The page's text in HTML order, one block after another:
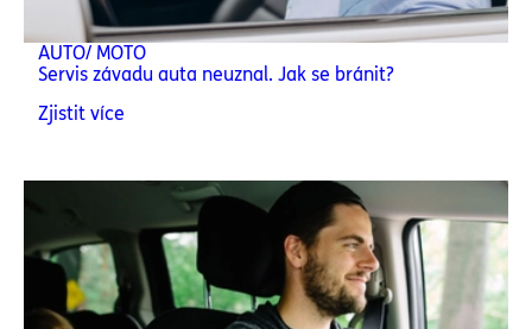
AUTO/ MOTO
Servis závadu auta neuznal. Jak se bránit?
Zjistit více